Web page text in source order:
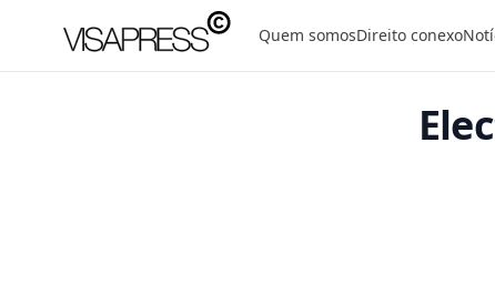
Visapress Quem somosDireito conexo